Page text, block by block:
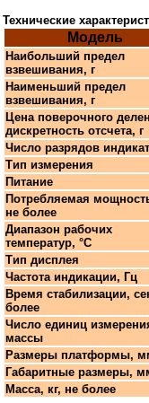
Технические
Модель
Наибольший предел
взвешивания, г
Наименьший предел
взвешивания, г
Цена поверочного
дискретность отсчета, г
Число разрядов
Тип измерения
Питание
Потребляемая
не более
Диапазон рабочих
температур, °C
Тип дисплея
Частота индикации, Гц
Время стабилизации,
более
Число единиц
массы
Размеры платформы,
Габаритные размеры,
Масса, кг, не более